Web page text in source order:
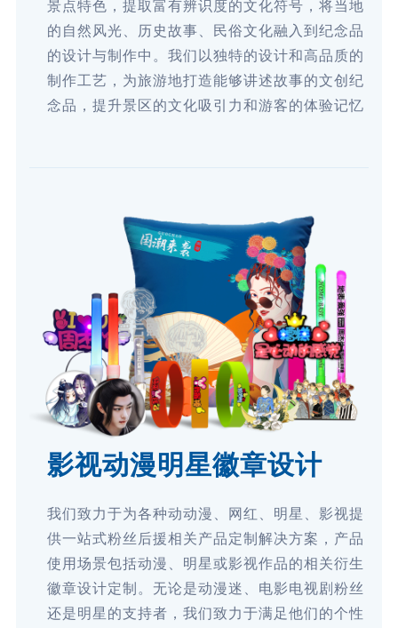
景点特色，提取富有辨识度的文化符号，将当地
的自然风光、历史故事、民俗文化融入到纪念品
的设计与制作中。我们以独特的设计和高品质的
制作工艺，为旅游地打造能够讲述故事的文创纪
念品，提升景区的文化吸引力和游客的体验记忆
影视动漫明星徽章设计
我们致力于为各种动动漫、网红、明星、影视提
供一站式粉丝后援相关产品定制解决方案，产品
使用场景包括动漫、明星或影视作品的相关衍生
徽章设计定制。无论是动漫迷、电影电视剧粉丝
还是明星的支持者，我们致力于满足他们的个性